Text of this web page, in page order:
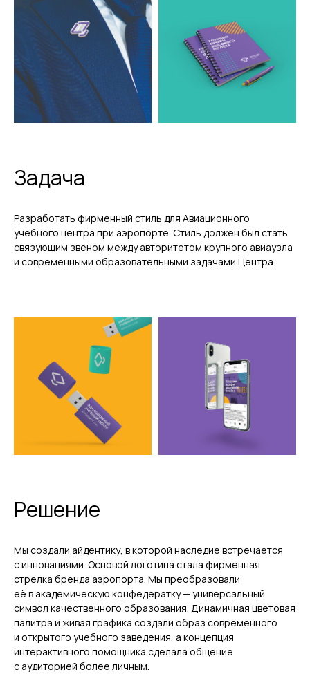
Задача
Разработать фирменный стиль для Авиационного
учебного центра при аэропорте. Стиль должен был стать
связующим звеном между авторитетом крупного авиаузла
и современными образовательными задачами Центра.
Решение
Мы создали айдентику, в которой наследие встречается
с инновациями. Основой логотипа стала фирменная
стрелка бренда аэропорта. Мы преобразовали
её в академическую конфедератку — универсальный
символ качественного образования. Динамичная цветовая
палитра и живая графика создали образ современного
и открытого учебного заведения, а концепция
интерактивного помощника сделала общение
с аудиторией более личным.